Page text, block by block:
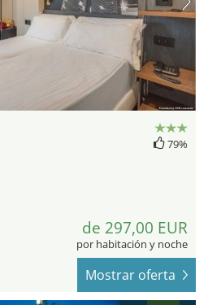
79%
de 297,00 EUR
por habitación y noche
Mostrar oferta